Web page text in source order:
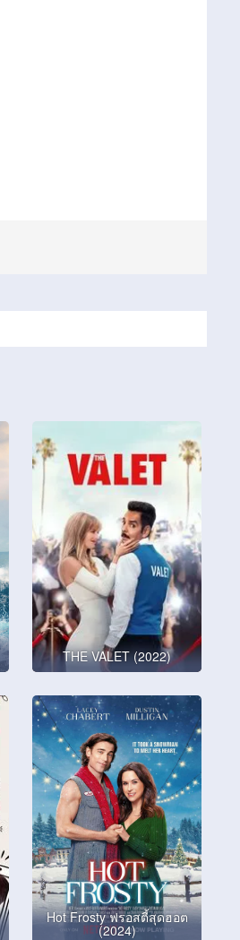
THE VALET (2022)
Hot Frosty ฟรอสตี้สุดฮอต
(2024)